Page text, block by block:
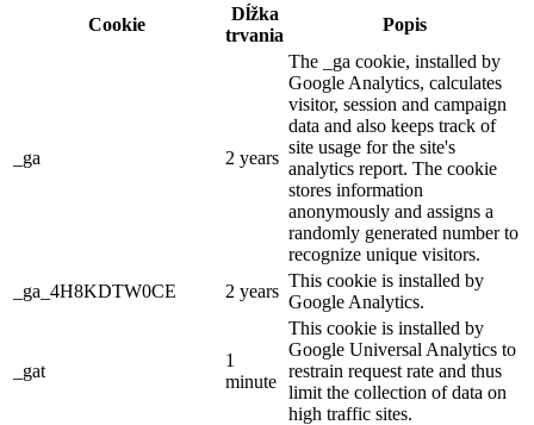
Cookie
Dĺžka
trvania
Popis
_ga 2 years
The _ga cookie, installed by
Google Analytics, calculates
visitor, session and campaign
data and also keeps track of
site usage for the site's
analytics report. The cookie
stores information
anonymously and assigns a
randomly generated number to
recognize unique visitors.
_ga_4H8KDTW0CE
2 years
This cookie is installed by
Google Analytics.
_gat
1
minute
This cookie is installed by
Google Universal Analytics to
restrain request rate and thus
limit the collection of data on
high traffic sites.